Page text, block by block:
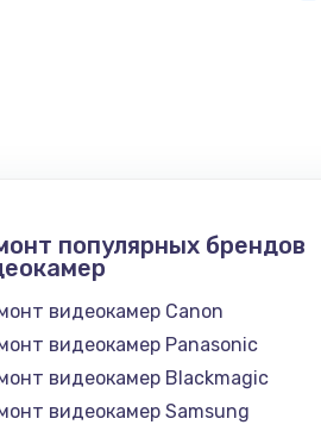
популярных брендов
видеокамер Canon
видеокамер Panasonic
видеокамер Blackmagic
видеокамер Samsung